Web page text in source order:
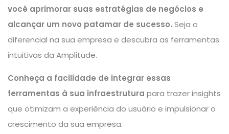
você aprimorar suas estratégias de negócios e
alcançar um novo patamar de sucesso. Seja o
diferencial na sua empresa e descubra as ferramentas
intuitivas da Amplitude.
Conheça a facilidade de integrar essas
ferramentas à sua infraestrutura para trazer insights
que otimizam a experiência do usuário e impulsionar o
crescimento da sua empresa.